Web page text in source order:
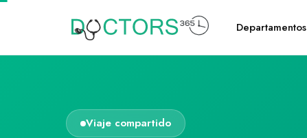
Departamentos
Viaje compartido